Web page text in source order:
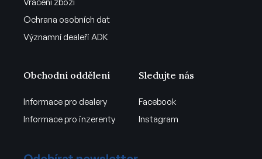
Vrácení zboží
Ochrana osobních dat
Významní dealeři ADK
Obchodní oddělení
Informace pro dealery
Informace pro inzerenty
Sledujte nás
Facebook
Instagram